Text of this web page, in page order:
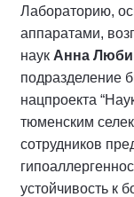
Лабораторию,
аппаратами,
наук Анна
подразделение
нацпроекта
тюменским
сотрудников
устойчивость к